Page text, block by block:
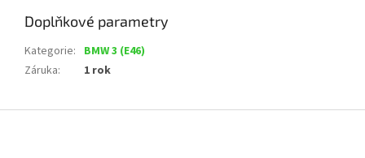
Doplňkové parametry
Kategorie: BMW 3 (E46)
Záruka: 1 rok